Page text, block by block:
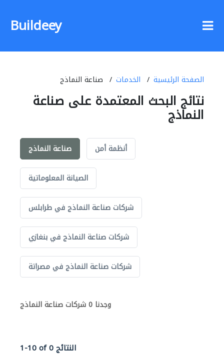
Buildeey
الصفحة الرئيسية الخدمات صناعة النماذج
نتائج البحث المعتمدة على صناعة
النماذج
صناعة النماذج أنظمة أمن
الصيانة المعلوماتية
شركات صناعة النماذج في طرابلس
شركات صناعة النماذج في بنغازي
شركات صناعة النماذج في مصراتة
وجدنا 0 شركات صناعة النماذج
1-10 of 0 النتائج